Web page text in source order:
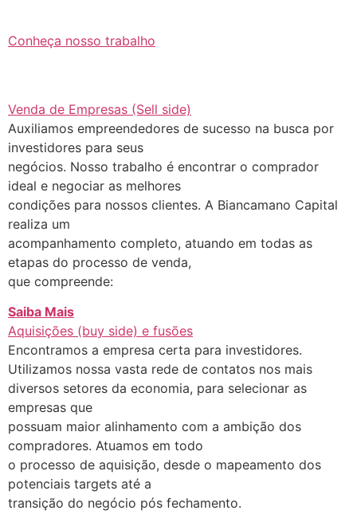
Conheça nosso trabalho
Venda de Empresas (Sell side)
Auxiliamos empreendedores de sucesso na busca por
investidores para seus
negócios. Nosso trabalho é encontrar o comprador
ideal e negociar as melhores
condições para nossos clientes. A Biancamano Capital
realiza um
acompanhamento completo, atuando em todas as
etapas do processo de venda,
que compreende:
Saiba Mais
Aquisições (buy side) e fusões
Encontramos a empresa certa para investidores.
Utilizamos nossa vasta rede de contatos nos mais
diversos setores da economia, para selecionar as
empresas que
possuam maior alinhamento com a ambição dos
compradores. Atuamos em todo
o processo de aquisição, desde o mapeamento dos
potenciais targets até a
transição do negócio pós fechamento.